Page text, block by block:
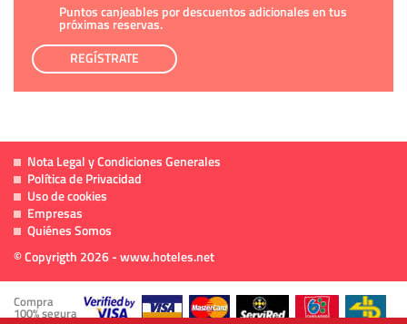
Puntos canjeables por descuentos adicionales en tus
próximas reservas.
REGÍSTRATE
Nota Legal y Condiciones Generales
Política de Privacidad
Uso de cookies
Empresas
Quiénes Somos
© Copyrigth 2026 - www.hoteles.net
Compra
100% segura